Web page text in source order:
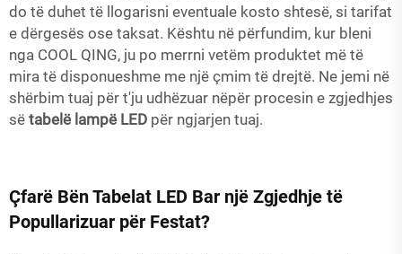
do të duhet të llogarisni eventuale kosto shtesë, si tarifat
e dërgesës ose taksat. Kështu në përfundim, kur bleni
nga COOL QING, ju po merrni vetëm produktet më të
mira të disponueshme me një çmim të drejtë. Ne jemi në
shërbim tuaj për t'ju udhëzuar nëpër procesin e zgjedhjes
së tabelë lampë LED për ngjarjen tuaj.
Çfarë Bën Tabelat LED Bar një Zgjedhje të
Popullarizuar për Festat?